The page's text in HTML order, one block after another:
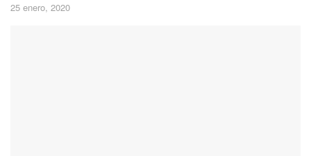
25 enero, 2020